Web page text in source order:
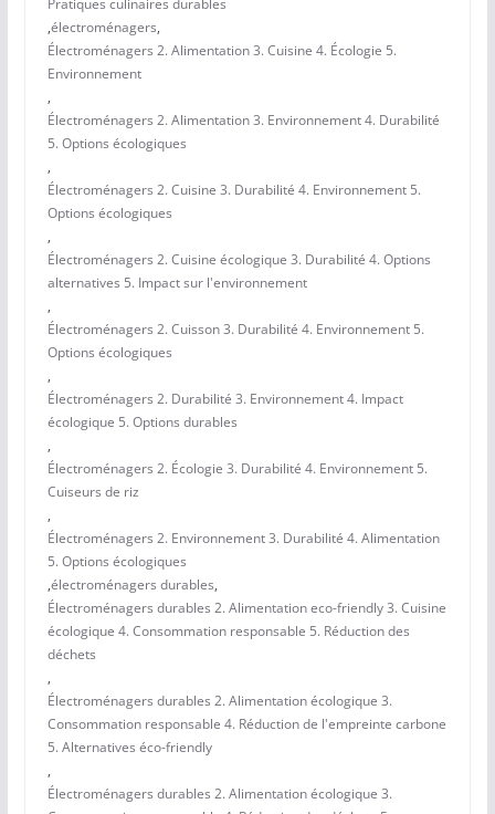
Pratiques culinaires durables
,électroménagers,
Électroménagers 2. Alimentation 3. Cuisine 4. Écologie 5.
Environnement
,
Électroménagers 2. Alimentation 3. Environnement 4. Durabilité
5. Options écologiques
,
Électroménagers 2. Cuisine 3. Durabilité 4. Environnement 5.
Options écologiques
,
Électroménagers 2. Cuisine écologique 3. Durabilité 4. Options
alternatives 5. Impact sur l'environnement
,
Électroménagers 2. Cuisson 3. Durabilité 4. Environnement 5.
Options écologiques
,
Électroménagers 2. Durabilité 3. Environnement 4. Impact
écologique 5. Options durables
,
Électroménagers 2. Écologie 3. Durabilité 4. Environnement 5.
Cuiseurs de riz
,
Électroménagers 2. Environnement 3. Durabilité 4. Alimentation
5. Options écologiques
,électroménagers durables,
Électroménagers durables 2. Alimentation eco-friendly 3. Cuisine
écologique 4. Consommation responsable 5. Réduction des
déchets
,
Électroménagers durables 2. Alimentation écologique 3.
Consommation responsable 4. Réduction de l'empreinte carbone
5. Alternatives éco-friendly
,
Électroménagers durables 2. Alimentation écologique 3.